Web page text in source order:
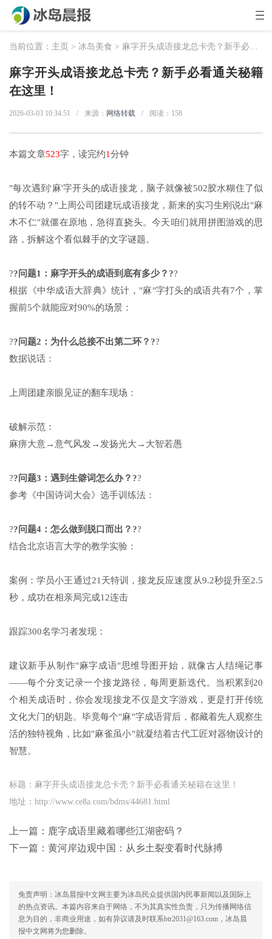
当前位置： 主页 > 冰岛美食 > 麻字开头成语接龙总卡壳？新手必看通关秘籍在这里！
麻字开头成语接龙总卡壳？新手必看通关秘籍
在这里！
2026-03-03 10:34:51 / 来源： 网络转载 / 阅读： 158
本篇文章523字，读完约1分钟
"每次遇到'麻'字开头的成语接龙，脑子就像被502胶水糊住了似
的转不动？"上周公司团建玩成语接龙，新来的实习生刚说出"麻
木不仁"就僵在原地，急得直挠头。今天咱们就用拼图游戏的思
路，拆解这个看似棘手的文字谜题。
??问题1：麻字开头的成语到底有多少？??
根据《中华成语大辞典》统计，"麻"字打头的成语共有7个，掌
握前5个就能应对90%的场景：
??问题2：为什么总接不出第二环？??
数据说话：
上周团建亲眼见证的翻车现场：
破解示范：
麻痹大意→意气风发→发扬光大→大智若愚
??问题3：遇到生僻词怎么办？??
参考《中国诗词大会》选手训练法：
??问题4：怎么做到脱口而出？??
结合北京语言大学的教学实验：
案例：学员小王通过21天特训，接龙反应速度从9.2秒提升至2.5
秒，成功在相亲局完成12连击
跟踪300名学习者发现：
建议新手从制作"麻字成语"思维导图开始，就像古人结绳记事
——每个分支记录一个接龙路径，每周更新迭代。当积累到20
个相关成语时，你会发现接龙不仅是文字游戏，更是打开传统
文化大门的钥匙。毕竟每个"麻"字成语背后，都藏着先人观察生
活的独特视角，比如"麻雀虽小"就凝结着古代工匠对器物设计的
智慧。
标题：麻字开头成语接龙总卡壳？新手必看通关秘籍在这里！
地址：http://www.ce8a.com/bdms/44681.html
上一篇： 鹿字成语里藏着哪些江湖密码？
下一篇： 黄河岸边观中国：从乡土裂变看时代脉搏
免责声明：冰岛晨报中文网主要为冰岛民众提供国内民事新闻以及国际上
的热点资讯。本篇内容来自于网络，不为其真实性负责，只为传播网络信
息为目的，非商业用途，如有异议请及时联系btr2031@163.com，冰岛晨
报中文网将为您删除。